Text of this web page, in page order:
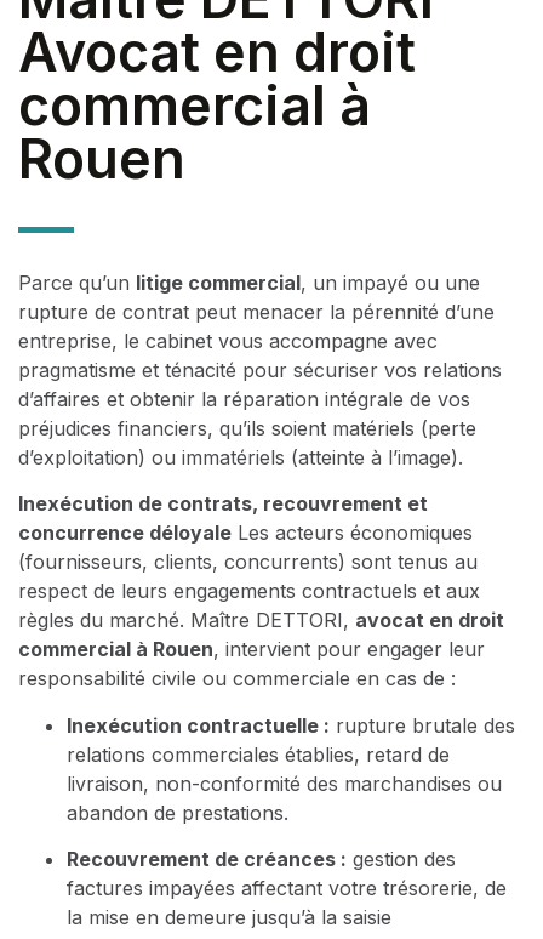
Avocat en droit
commercial à
Rouen
Parce qu’un litige commercial, un impayé ou une
rupture de contrat peut menacer la pérennité d’une
entreprise, le cabinet vous accompagne avec
pragmatisme et ténacité pour sécuriser vos relations
d’affaires et obtenir la réparation intégrale de vos
préjudices financiers, qu’ils soient matériels (perte
d’exploitation) ou immatériels (atteinte à l’image).
Inexécution de contrats, recouvrement et
concurrence déloyale Les acteurs économiques
(fournisseurs, clients, concurrents) sont tenus au
respect de leurs engagements contractuels et aux
règles du marché. Maître DETTORI, avocat en droit
commercial à Rouen, intervient pour engager leur
responsabilité civile ou commerciale en cas de :
Inexécution contractuelle : rupture brutale des
relations commerciales établies, retard de
livraison, non-conformité des marchandises ou
abandon de prestations.
Recouvrement de créances : gestion des
factures impayées affectant votre trésorerie, de
la mise en demeure jusqu’à la saisie